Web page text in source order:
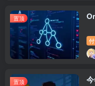
置顶
置顶